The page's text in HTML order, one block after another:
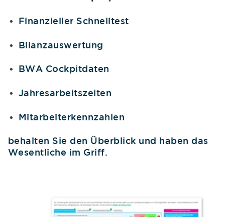
Finanzieller Schnelltest
Bilanzauswertung
BWA Cockpitdaten
Jahresarbeitszeiten
Mitarbeiterkennzahlen
behalten Sie den Überblick und haben das
Wesentliche im Griff.